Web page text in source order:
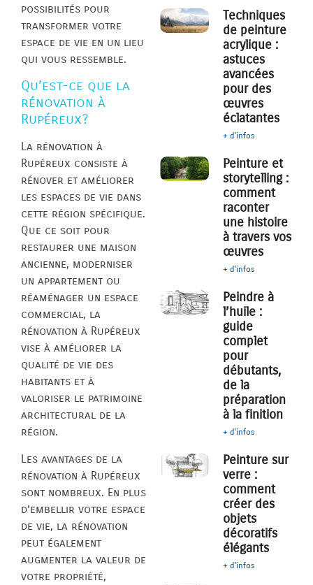
possibilités pour
transformer votre
espace de vie en un lieu
qui vous ressemble.
Qu’est-ce que la
rénovation à
Rupéreux?
La rénovation à
Rupéreux consiste à
rénover et améliorer
les espaces de vie dans
cette région spécifique.
Que ce soit pour
restaurer une maison
ancienne, moderniser
un appartement ou
réaménager un espace
commercial, la
rénovation à Rupéreux
vise à améliorer la
qualité de vie des
habitants et à
valoriser le patrimoine
architectural de la
région.
Les avantages de la
rénovation à Rupéreux
sont nombreux. En plus
d’embellir votre espace
de vie, la rénovation
peut également
augmenter la valeur de
votre propriété,
Techniques
de peinture
acrylique :
astuces
avancées
pour des
œuvres
éclatantes
+ d'infos
Peinture et
storytelling :
comment
raconter
une histoire
à travers vos
œuvres
+ d'infos
Peindre à
l’huile :
guide
complet
pour
débutants,
de la
préparation
à la finition
+ d'infos
Peinture sur
verre :
comment
créer des
objets
décoratifs
élégants
+ d'infos